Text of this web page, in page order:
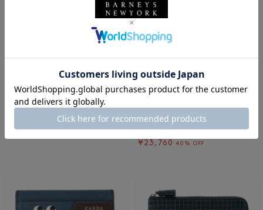
ANYA HINDMARCH＜アニヤ ハイ
ンドマーチ＞ポーチ "ALL OVER S
ギフトラッピング不可
ANYA HINDMARCH
ンドマーチ＞ フラグメントケース
¥39,600
¥23,760 40% OFF